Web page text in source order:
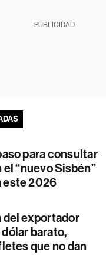
PUBLICIDAD
para consultar
“nuevo Sisbén”
este 2026
del exportador
barato,
que no dan